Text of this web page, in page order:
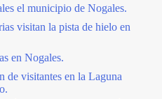
el municipio de Nogales.
visitan la pista de hielo en
en Nogales.
de visitantes en la Laguna